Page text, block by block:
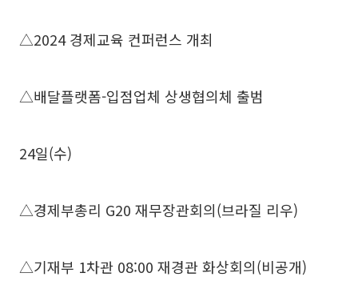
△2024 경제교육 컨퍼런스 개최
△배달플랫폼-입점업체 상생협의체 출범
24일(수)
△경제부총리 G20 재무장관회의(브라질 리우)
△기재부 1차관 08:00 재경관 화상회의(비공개)